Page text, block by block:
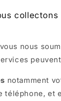
nous
notamment
téléphone, et